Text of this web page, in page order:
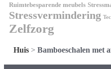
Ruimtebesparende meubels
Stressvermindering
Zelfzorg
Huis> Bamboeschalen met